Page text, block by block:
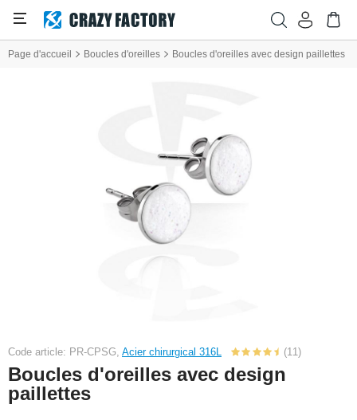
Page d'accueil Boucles d'oreilles Boucles d'oreilles avec design paillettes
Code article: PR-CPSG, Acier chirurgical 316L (11)
Boucles d'oreilles avec design
paillettes